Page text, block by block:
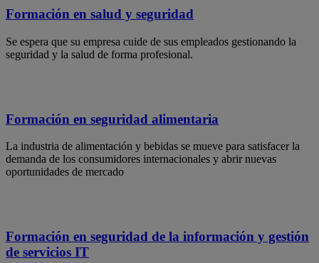
Formación en salud y seguridad
Se espera que su empresa cuide de sus empleados gestionando la
seguridad y la salud de forma profesional.
Formación en seguridad alimentaria
La industria de alimentación y bebidas se mueve para satisfacer la
demanda de los consumidores internacionales y abrir nuevas
oportunidades de mercado
Formación en seguridad de la información y gestión
de servicios IT